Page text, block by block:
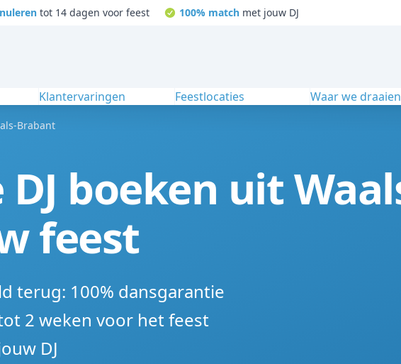
tot 14 dagen voor feest 100% matchmet jouw DJ
Klantervaringen Feestlocaties Waar we draaien
Brabant
DJ boeken uit
feest
terug: 100% dansgarantie
2 weken voor het feest
DJ